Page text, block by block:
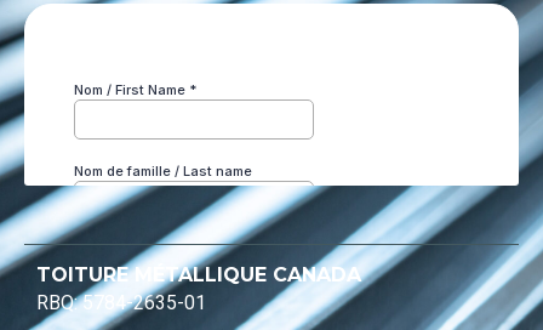
TOITURE MÉTALLIQUE CANADA
RBQ: 5784-2635-01